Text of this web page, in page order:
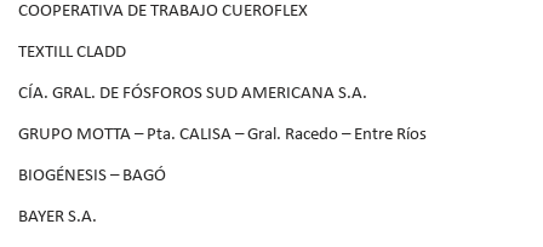
COOPERATIVA DE TRABAJO CUEROFLEX
TEXTILL CLADD
CÍA. GRAL. DE FÓSFOROS SUD AMERICANA S.A.
GRUPO MOTTA – Pta. CALISA – Gral. Racedo – Entre Ríos
BIOGÉNESIS – BAGÓ
BAYER S.A.